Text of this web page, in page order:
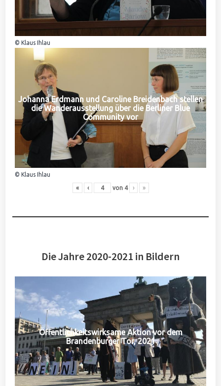
© Klaus Ihlau
Johanna Erdmann und Caroline Breidenbach stellen
die Wanderausstellung über die Berliner Blue
Community vor
© Klaus Ihlau
« ‹ von 4 › »
Die Jahre 2020-2021 in Bildern
Öffentlichkeitswirksame Aktion vor dem
Brandenburger Tor, 2021